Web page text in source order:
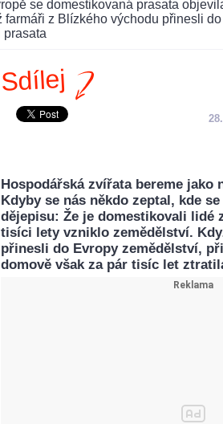
Sdílej
Hospodářská zvířata bereme jako
Kdyby se nás někdo zeptal, kde
dějepisu: Že je domestikovali lidé
tisíci lety vzniklo zemědělství.
přinesli do Evropy zemědělství,
domově však za pár tisíc let